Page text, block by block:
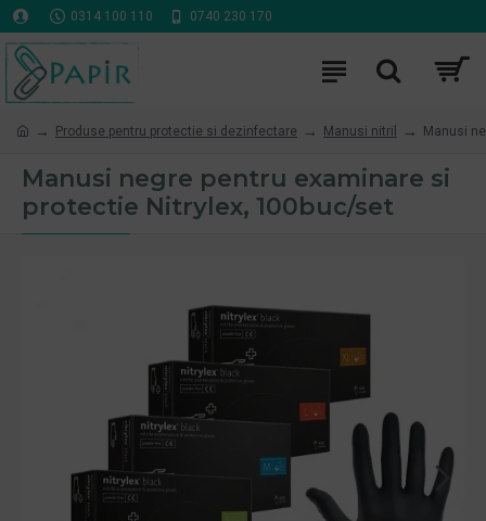
0314 100 110 0740 230 170
Produse pentru protectie si dezinfectare Manusi nitril Manusi
Manusi negre pentru examinare si
protectie Nitrylex, 100buc/set